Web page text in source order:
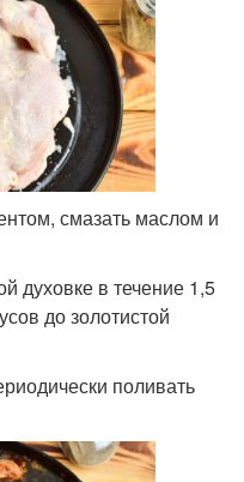
смазать маслом и
духовке в течение 1,5
до золотистой
поливать